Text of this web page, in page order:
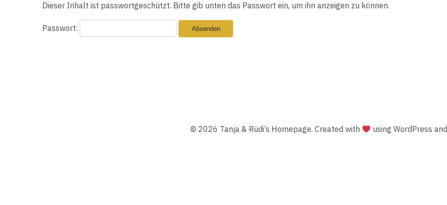
Dieser Inhalt ist passwortgeschützt. Bitte gib unten das Passwort ein, um ihn anzeigen zu können.
Passwort:
© 2026 Tanja & Rüdi’s Homepage. Created with using WordPress and